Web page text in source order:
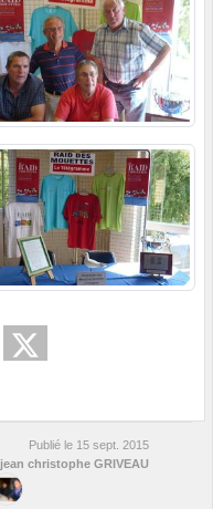
Publié le 15 sept. 2015
jean christophe GRIVEAU